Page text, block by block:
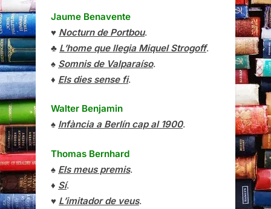
Jaume Benavente
♥ Nocturn de Portbou.
♣ L’home que llegia Miquel Strogoff.
♠ Somnis de Valparaíso.
♦ Els dies sense fi.
Walter Benjamin
♠ Infància a Berlín cap al 1900.
Thomas Bernhard
♠ Els meus premis.
♦ Sí.
♥ L’imitador de veus.